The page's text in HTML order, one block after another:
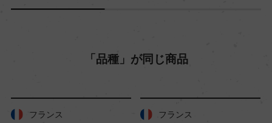
「品種」が同じ商品
フランス フランス